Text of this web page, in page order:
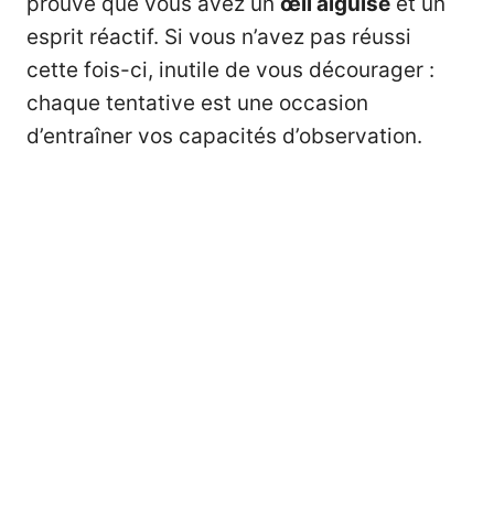
esprit réactif. Si vous n’avez pas réussi
cette fois-ci, inutile de vous décourager :
chaque tentative est une occasion
d’entraîner vos capacités d’observation.